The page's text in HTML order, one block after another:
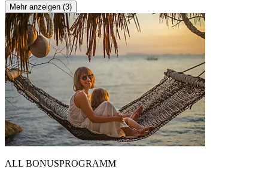
Mehr anzeigen (3)
ALL BONUSPROGRAMM